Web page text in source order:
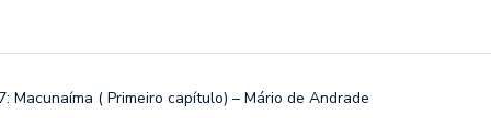
Macunaíma ( Primeiro capítulo) – Mário de Andrade